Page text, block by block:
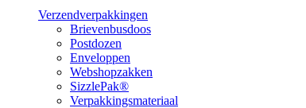
Verzendverpakkingen
Brievenbusdoos
Postdozen
Enveloppen
Webshopzakken
SizzlePak®
Verpakkingsmateriaal